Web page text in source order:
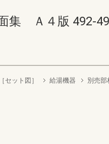
集 Ａ４版 492-
セット図］ 給湯機器 別売部